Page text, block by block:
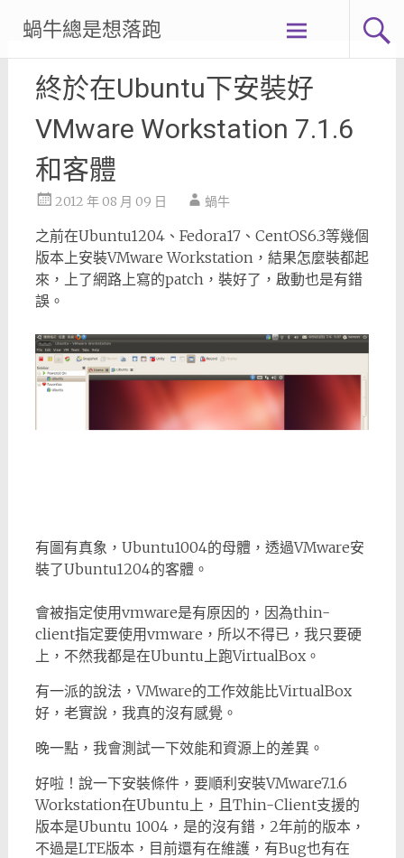
content
蝸牛總是想落跑
終於在Ubuntu下安裝好
VMware Workstation 7.1.6
和客體
2012 年 08 月 09 日 蝸牛
之前在Ubuntu1204、Fedora17、CentOS6.3等幾個
版本上安裝VMware Workstation，結果怎麼裝都起
來，上了網路上寫的patch，裝好了，啟動也是有錯
誤。
有圖有真象，Ubuntu1004的母體，透過VMware安
裝了Ubuntu1204的客體。
會被指定使用vmware是有原因的，因為thin-
client指定要使用vmware，所以不得已，我只要硬
上，不然我都是在Ubuntu上跑VirtualBox。
有一派的說法，VMware的工作效能比VirtualBox
好，老實說，我真的沒有感覺。
晚一點，我會測試一下效能和資源上的差異。
好啦！說一下安裝條件，要順利安裝VMware7.1.6
Workstation在Ubuntu上，且Thin-Client支援的
版本是Ubuntu 1004，是的沒有錯，2年前的版本，
不過是LTE版本，目前還有在維護，有Bug也有在